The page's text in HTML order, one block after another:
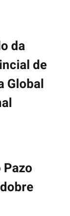
da
de
Global